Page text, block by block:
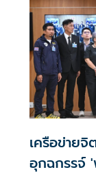
เครือข่าย
อุกฉกรรจ์